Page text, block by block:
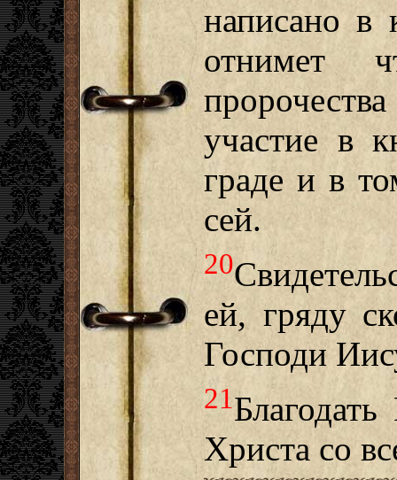
написано в
отнимет
участие в
граде и в
сей.
20
ей, гряду
Господи
21
Христа со